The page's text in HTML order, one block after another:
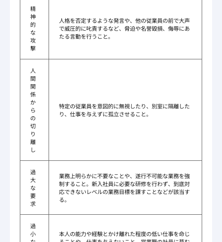
精
神
的
な
攻
撃
人格を否定するような発言や、他の従業員の前で大声
で威圧的に叱責するなど、脅迫や名誉毀損、侮辱にあ
たる言動を行うこと。
人
間
関
係
か
ら
の
切
り
離
し
特定の従業員を意図的に無視したり、別室に隔離した
り、仕事を与えずに孤立させること。
過
大
な
要
求
業務上明らかに不要なことや、遂行不可能な業務を強
制すること。新入社員に必要な研修を行わず、到底対
応できないレベルの業務目標を課すことなどが該当す
る。
過
小
本人の能力や経験とかけ離れた程度の低い仕事を命じ